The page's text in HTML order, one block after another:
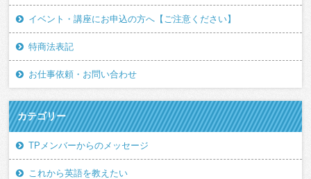
イベント・講座にお申込の方へ【ご注意ください】
特商法表記
お仕事依頼・お問い合わせ
カテゴリー
TPメンバーからのメッセージ
これから英語を教えたい